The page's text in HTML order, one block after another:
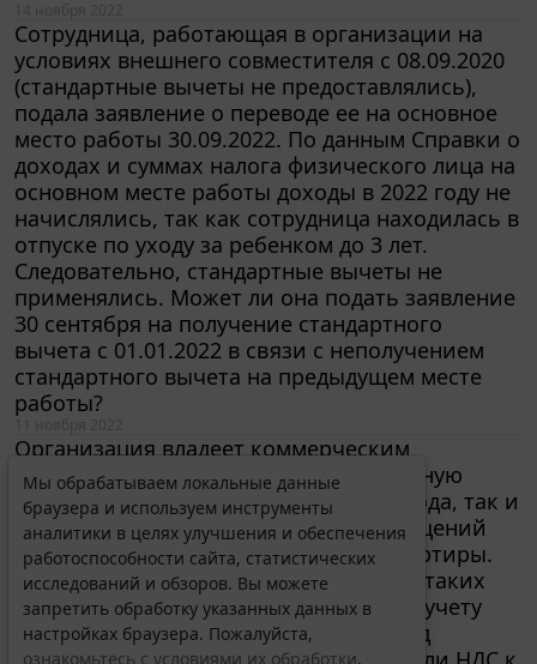
условиях внешнего совместителя с 08.09.2020
(стандартные вычеты не предоставлялись),
подала заявление о переводе ее на основное
место работы 30.09.2022. По данным Справки о
доходах и суммах налога физического лица на
основном месте работы доходы в 2022 году не
начислялись, так как сотрудница находилась в
отпуске по уходу за ребенком до 3 лет.
Следовательно, стандартные вычеты не
применялись. Может ли она подать заявление
30 сентября на получение стандартного
вычета с 01.01.2022 в связи с неполучением
стандартного вычета на предыдущем месте
работы?
11 ноября 2022
помещением и сдает его в операционную
аренду (учет на счете 03 как до 2022 года, так и
после). Принято решение часть помещений
перевести в жилые и продать как квартиры.
Соответственно, аренда в отношении таких
помещений прекращена. Вопросы по учету
расходов на реконструкцию и перевод
помещений в жилые. 1. Принимается ли НДС к
Мы обрабатываем локальные данные
браузера и используем инструменты
аналитики в целях улучшения и обеспечения
работоспособности сайта, статистических
исследований и обзоров. Вы можете
запретить обработку указанных данных в
настройках браузера. Пожалуйста,
ознакомьтесь с условиями их обработки.
Erid: 4CQwVszH9pWwojUA9Q3
Получите полный доступ к системе
ГАРАНТ бесплатно на 3 дня!
Получить доступ